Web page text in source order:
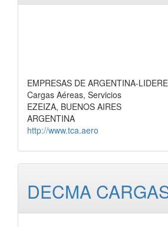
EMPRESAS DE ARGENTINA-
Cargas Aéreas, Servicios
EZEIZA, BUENOS AIRES
ARGENTINA
http://www.tca.aero
DECMA